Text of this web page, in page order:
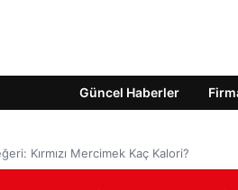
Güncel Haberler
Kırmızı Mercimek Kaç Kalori?